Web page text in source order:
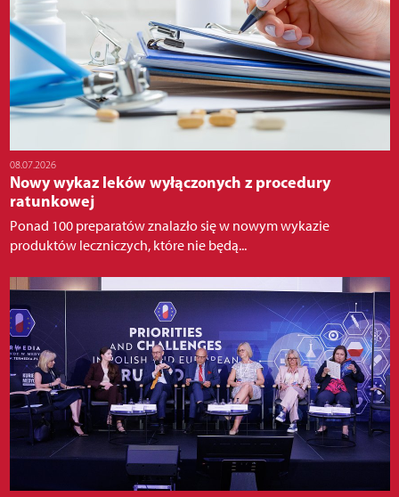
08.07.2026
Nowy wykaz leków wyłączonych z procedury
ratunkowej
Ponad 100 preparatów znalazło się w nowym wykazie
produktów leczniczych, które nie będą...